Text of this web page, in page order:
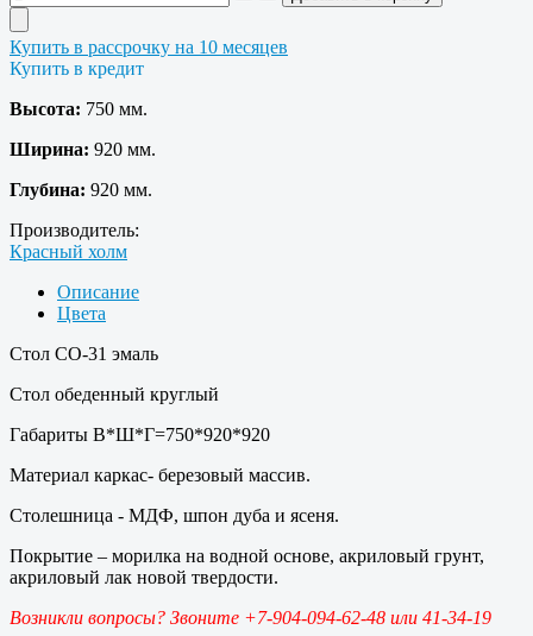
Купить в рассрочку на 10 месяцев
Купить в кредит
Высота: 750 мм.
Ширина: 920 мм.
Глубина: 920 мм.
Производитель:
Красный холм
Описание
Цвета
Стол СО-31 эмаль
Стол обеденный круглый
Габариты В*Ш*Г=750*920*920
Материал каркас- березовый массив.
Столешница - МДФ, шпон дуба и ясеня.
Покрытие – морилка на водной основе, акриловый грунт,
акриловый лак новой твердости.
Возникли вопросы? Звоните +7-904-094-62-48 или 41-34-19